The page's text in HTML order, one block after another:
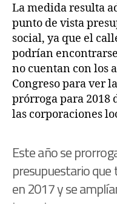
La medida resulta
punto de vista
social, ya que el
podrían
no cuentan con los
Congreso para ver
prórroga para 2018
las corporaciones
Este año se
presupuestario
en 2017 y se